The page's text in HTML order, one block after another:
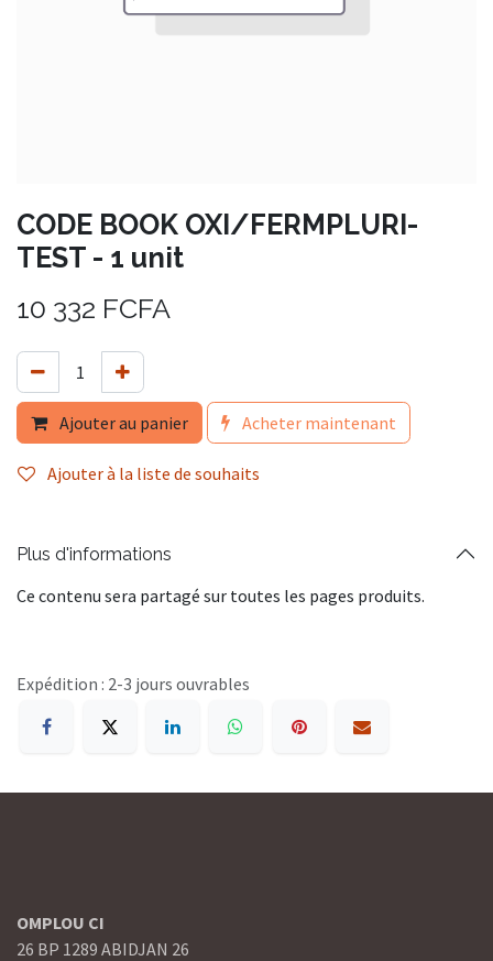
CODE BOOK OXI/FERMPLURI-
TEST - 1 unit
10 332 FCFA
Ajouter au panier Acheter maintenant
Ajouter à la liste de souhaits
Plus d'informations
Ce contenu sera partagé sur toutes les pages produits.
Expédition : 2-3 jours ouvrables
OMPLOU CI
26 BP 1289 ABIDJAN 26